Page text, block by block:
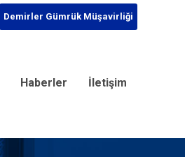
Demirler Gümrük Müşavirliği
Haberler İletişim